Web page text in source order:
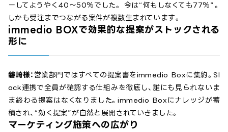
ーしてようやく40〜50％でした。 今は“何もしなくても77％”。
しかも受注までつながる案件が複数生まれています。
immedio BOXで効果的な提案がストックされる
形に
磐崎様： 営業部門ではすべての提案書をimmedio Boxに集約。Sl
ack連携で全員が確認する仕組みを徹底し、誰にも見られないま
ま終わる提案はなくなりました。immedio Boxにナレッジが蓄
積され、“効く提案”が自然と展開されていきました。
マーケティング施策への広がり